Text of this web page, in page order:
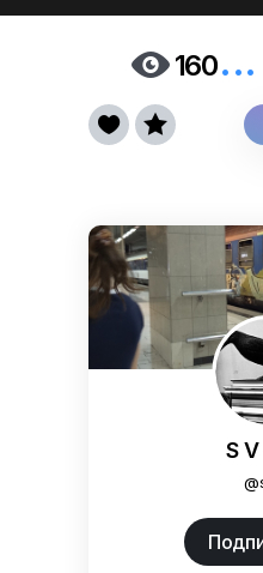
 160...
 
S V